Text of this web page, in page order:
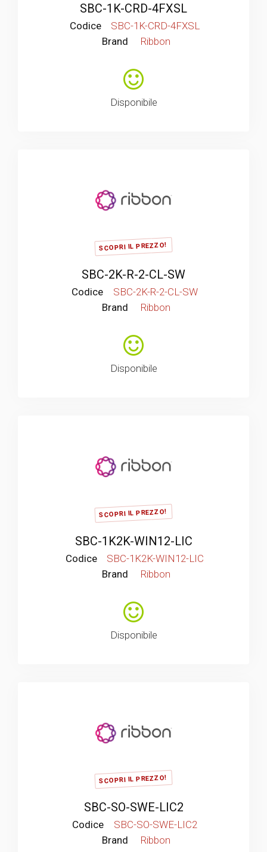
SBC-1K-CRD-4FXSL
Codice
SBC-1K-CRD-4FXSL
Brand
Ribbon
Disponibile
SCOPRI IL PREZZO!
SBC-2K-R-2-CL-SW
Codice
SBC-2K-R-2-CL-SW
Brand
Ribbon
Disponibile
SCOPRI IL PREZZO!
SBC-1K2K-WIN12-LIC
Codice
SBC-1K2K-WIN12-LIC
Brand
Ribbon
Disponibile
SCOPRI IL PREZZO!
SBC-SO-SWE-LIC2
Codice
SBC-SO-SWE-LIC2
Brand
Ribbon